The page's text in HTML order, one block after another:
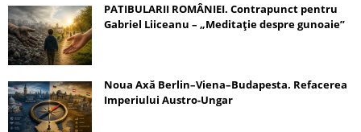
PATIBULARII ROMÂNIEI. Contrapunct pentru
Gabriel Liiceanu – „Meditație despre gunoaie”
Noua Axă Berlin–Viena–Budapesta. Refacerea
Imperiului Austro-Ungar